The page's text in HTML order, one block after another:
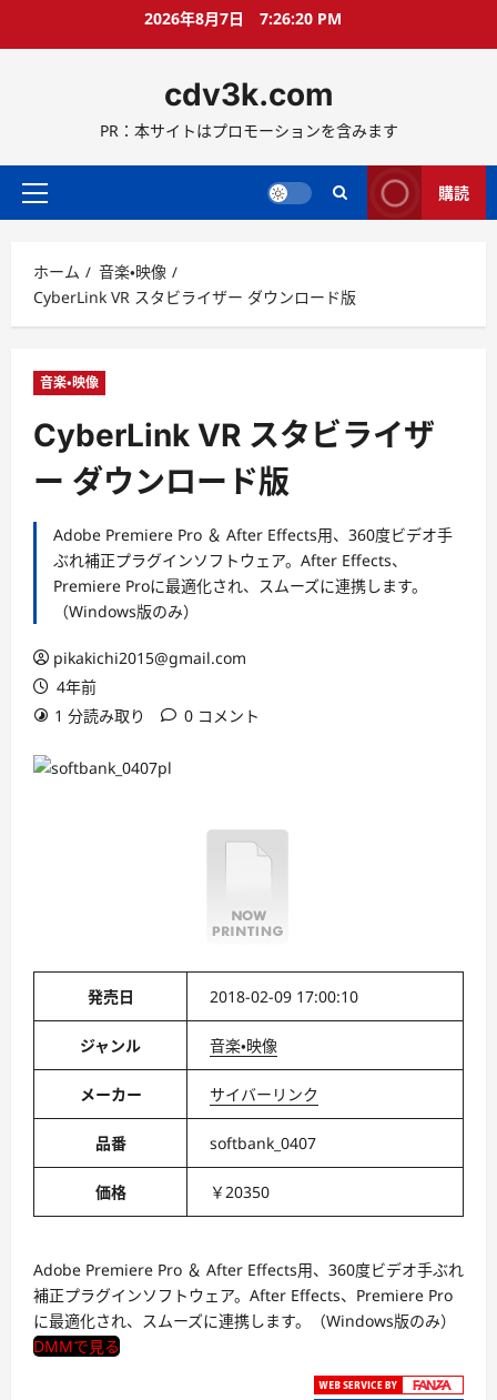
ス
ッ
2026年8月7日 7:26:21 PM
cdv3k.com
PR：本サイトはプロモーションを含みます
メ
メ
ニ
ュ
購読
ホーム
音楽・映像
CyberLink VR スタビライザー ダウンロード版
音楽・映像
CyberLink VR スタビライザ
ー ダウンロード版
Adobe Premiere Pro ＆ After Effects用、360度ビデオ手
ぶれ補正プラグインソフトウェア。After Effects、
Premiere Proに最適化され、スムーズに連携します。
（Windows版のみ）
pikakichi2015@gmail.com
4年前
1 分読み取り
0 コメント
発売日 2018-02-09 17:00:10
ジャンル 音楽・映像
メーカー サイバーリンク
品番 softbank_0407
価格 ￥20350
Adobe Premiere Pro ＆ After Effects用、360度ビデオ手ぶれ
補正プラグインソフトウェア。After Effects、Premiere Pro
に最適化され、スムーズに連携します。（Windows版のみ）
DMMで見る